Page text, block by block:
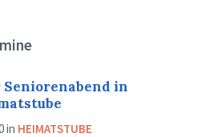
in
in HEIMATSTUBE